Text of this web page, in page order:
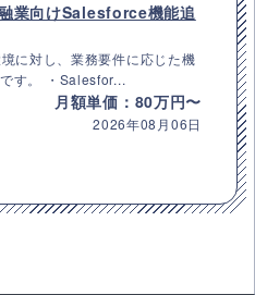
業向けSalesforce機能追
に対し、業務要件に応じた機
す。 ・Salesfor...
月額単価：80万円〜
2026年08月06日